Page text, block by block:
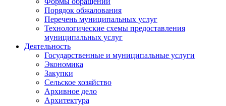
Порядок обжалования
Перечень муниципальных услуг
Технологические схемы предоставления
муниципальных услуг
Деятельность
Государственные и муниципальные услуги
Экономика
Закупки
Сельское хозяйство
Архивное дело
Архитектура